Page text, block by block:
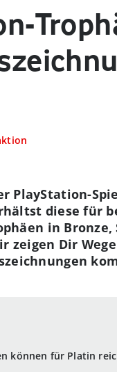
können für Platin
PlayStation-
diese für
in
zeigen Dir